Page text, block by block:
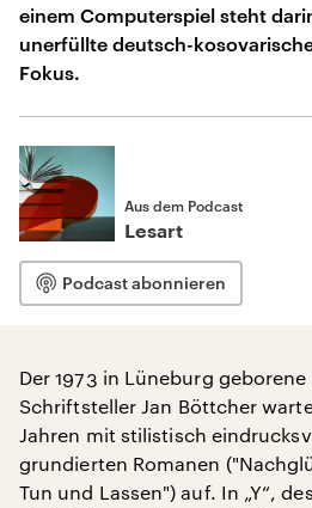
einem Computerspiel steht
unerfüllte deutsch-
Fokus.
Aus dem Podcast
Lesart
Podcast abonnieren
Der 1973 in Lüneburg
Schriftsteller Jan Böttcher
Jahren mit stilistisch
grundierten Romanen
Tun und Lassen") auf. In „Y“,